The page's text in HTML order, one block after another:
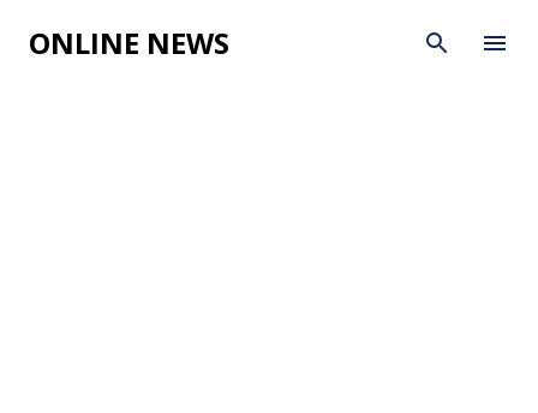
Skip to main content
ONLINE NEWS